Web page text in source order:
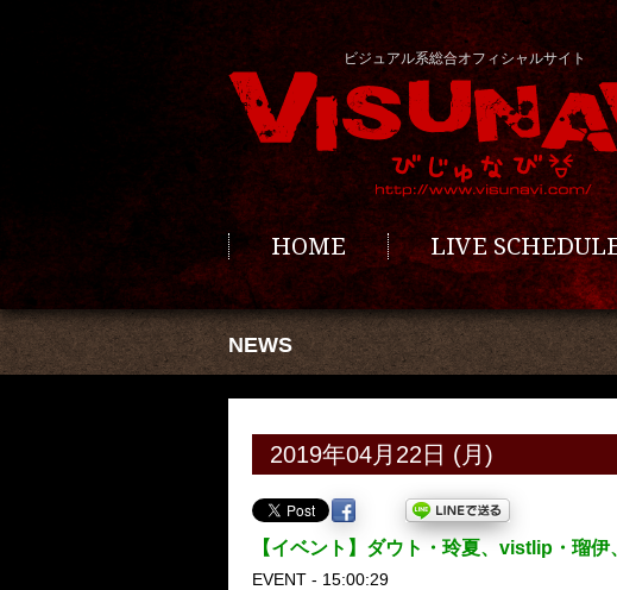
ビジュアル系総合オフィシャルサイト
HOME LIVE
NEWS
2019年04月22日 (月)
【イベント】ダウト・玲夏、vistlip・瑠
EVENT - 15:00:29